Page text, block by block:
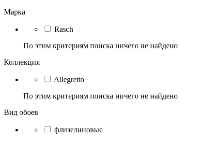
Марка
Rasch
По этим критериям поиска ничего не найдено
Коллекция
Allegretto
По этим критериям поиска ничего не найдено
Вид обоев
флизелиновые